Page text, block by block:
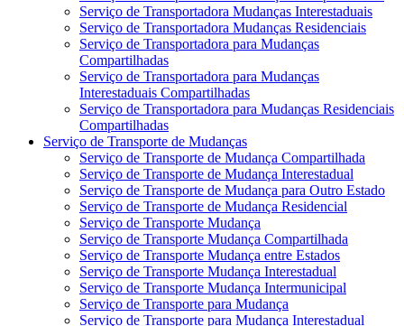
Serviço de Transportadora Mudanças Interestaduais
Serviço de Transportadora Mudanças Residenciais
Serviço de Transportadora para Mudanças
Compartilhadas
Serviço de Transportadora para Mudanças
Interestaduais Compartilhadas
Serviço de Transportadora para Mudanças Residenciais
Compartilhadas
Serviço de Transporte de Mudanças
Serviço de Transporte de Mudança Compartilhada
Serviço de Transporte de Mudança Interestadual
Serviço de Transporte de Mudança para Outro Estado
Serviço de Transporte de Mudança Residencial
Serviço de Transporte Mudança
Serviço de Transporte Mudança Compartilhada
Serviço de Transporte Mudança entre Estados
Serviço de Transporte Mudança Interestadual
Serviço de Transporte Mudança Intermunicipal
Serviço de Transporte para Mudança
Serviço de Transporte para Mudança Interestadual